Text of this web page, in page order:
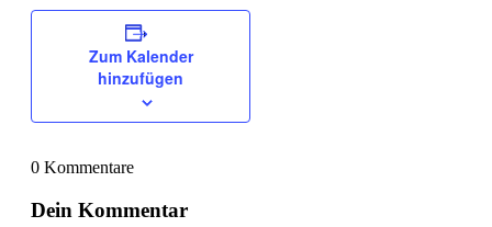
Zum Kalender
hinzufügen
0 Kommentare
Dein Kommentar